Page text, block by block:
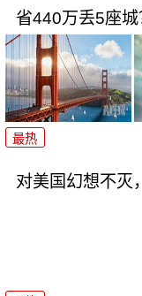
省440万丢5座城
最热
对美国幻想不灭